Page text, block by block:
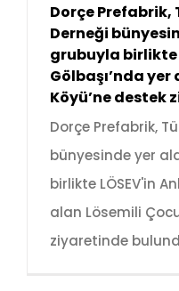
Dorçe Prefabrik,
Derneği
grubuyla birlikte
Gölbaşı’nda
Köyü’ne destek
Dorçe Prefabrik,
bünyesinde yer
birlikte LÖSEV'in
alan Lösemili
ziyaretinde